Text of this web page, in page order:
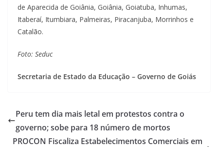
de Aparecida de Goiânia, Goiânia, Goiatuba, Inhumas,
Itaberaí, Itumbiara, Palmeiras, Piracanjuba, Morrinhos e
Catalão.
Foto: Seduc
Secretaria de Estado da Educação – Governo de Goiás
Peru tem dia mais letal em protestos contra o
governo; sobe para 18 número de mortos
PROCON Fiscaliza Estabelecimentos Comerciais em